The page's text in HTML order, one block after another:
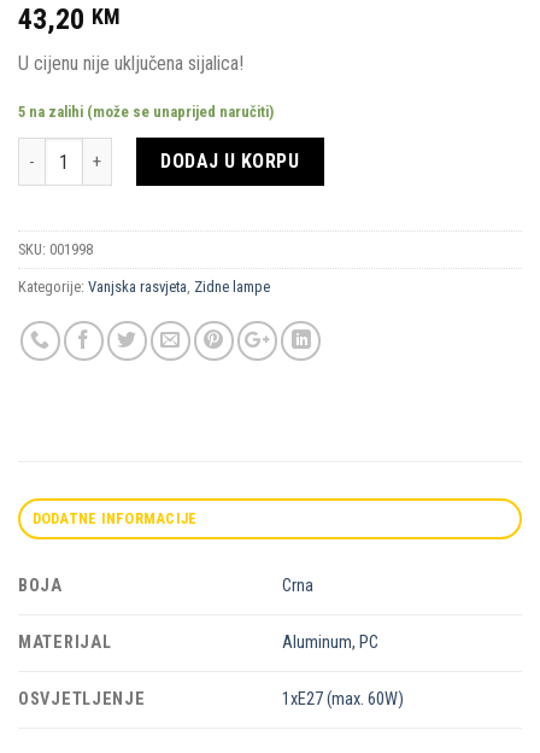
43,20 KM
U cijenu nije uključena sijalica!
5 na zalihi (može se unaprijed naručiti)
Količina DODAJ U KORPU
SKU: 001998
Kategorije: Vanjska rasvjeta, Zidne lampe
DODATNE INFORMACIJE
BOJA Crna
MATERIJAL Aluminum, PC
OSVJETLJENJE 1xE27 (max. 60W)